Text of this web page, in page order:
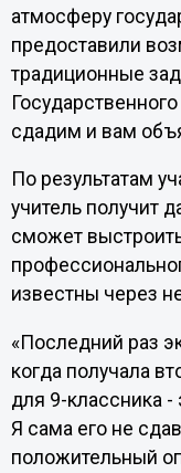
атмосферу
предоставили
традиционные
сдадим и вам
По результатам
учитель получит
сможет
известны через
«Последний раз
когда получала
для 9-классника
Я сама его не
положительный